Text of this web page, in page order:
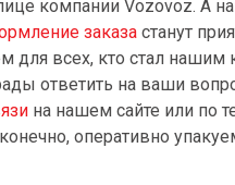
компании Vozovoz. А
заказа станут
для всех, кто стал нашим
ответить на ваши
на нашем сайте или по
оперативно